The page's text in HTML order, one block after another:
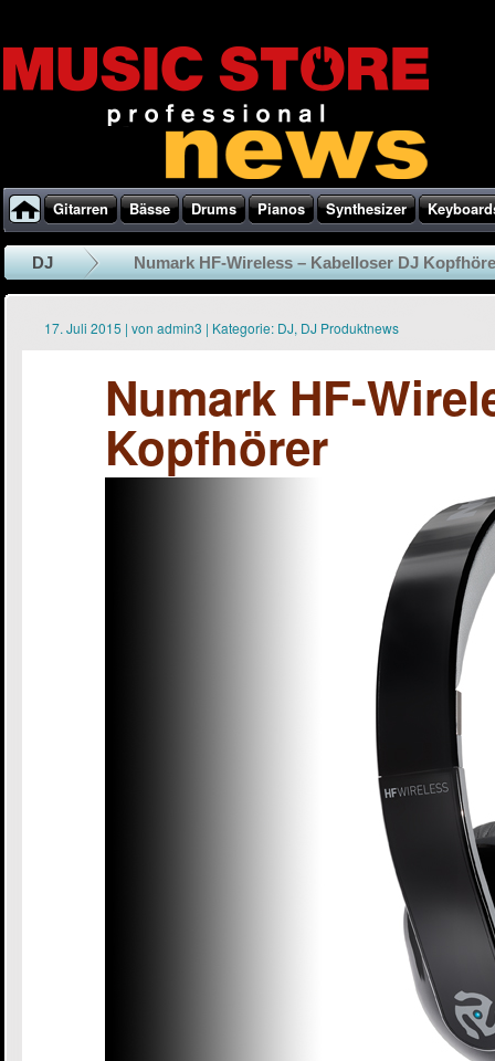
Gitarren Bässe Drums Pianos Synthesizer
DJ Numark HF-Wireless – Kabelloser DJ
17. Juli 2015 | von admin3 | Kategorie: DJ, DJ Produktnews
Numark HF-
Kopfhörer